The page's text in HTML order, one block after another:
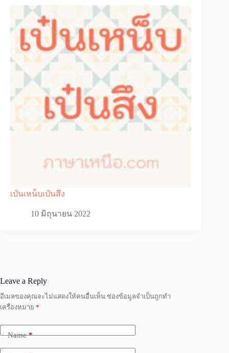
เป๋นเหน็บเป๋นสึง
10 มิถุนายน 2022
Leave a Reply
อีเมลของคุณจะไม่แสดงให้คนอื่นเห็น ช่องข้อมูลจำเป็นถูกทำ
เครื่องหมาย *
Name*